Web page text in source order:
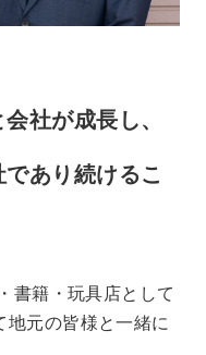
社が成長し、
あり続けるこ
書籍・玩具店として
元の皆様と一緒に